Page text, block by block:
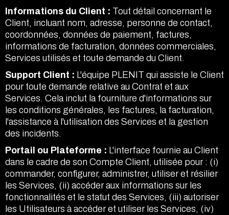
Informations du Client : Tout détail concernant le
Client, incluant nom, adresse, personne de contact,
coordonnées, données de paiement, factures,
informations de facturation, données commerciales,
Services utilisés et toute demande du Client.
Support Client : L'équipe PLENIT qui assiste le Client
pour toute demande relative au Contrat et aux
Services. Cela inclut la fourniture d'informations sur
les conditions générales, les factures, la facturation,
l'assistance à l'utilisation des Services et la gestion
des incidents.
Portail ou Plateforme : L'interface fournie au Client
dans le cadre de son Compte Client, utilisée pour : (i)
commander, configurer, administrer, utiliser et résilier
les Services, (ii) accéder aux informations sur les
fonctionnalités et le statut des Services, (iii) autoriser
les Utilisateurs à accéder et utiliser les Services, (iv)